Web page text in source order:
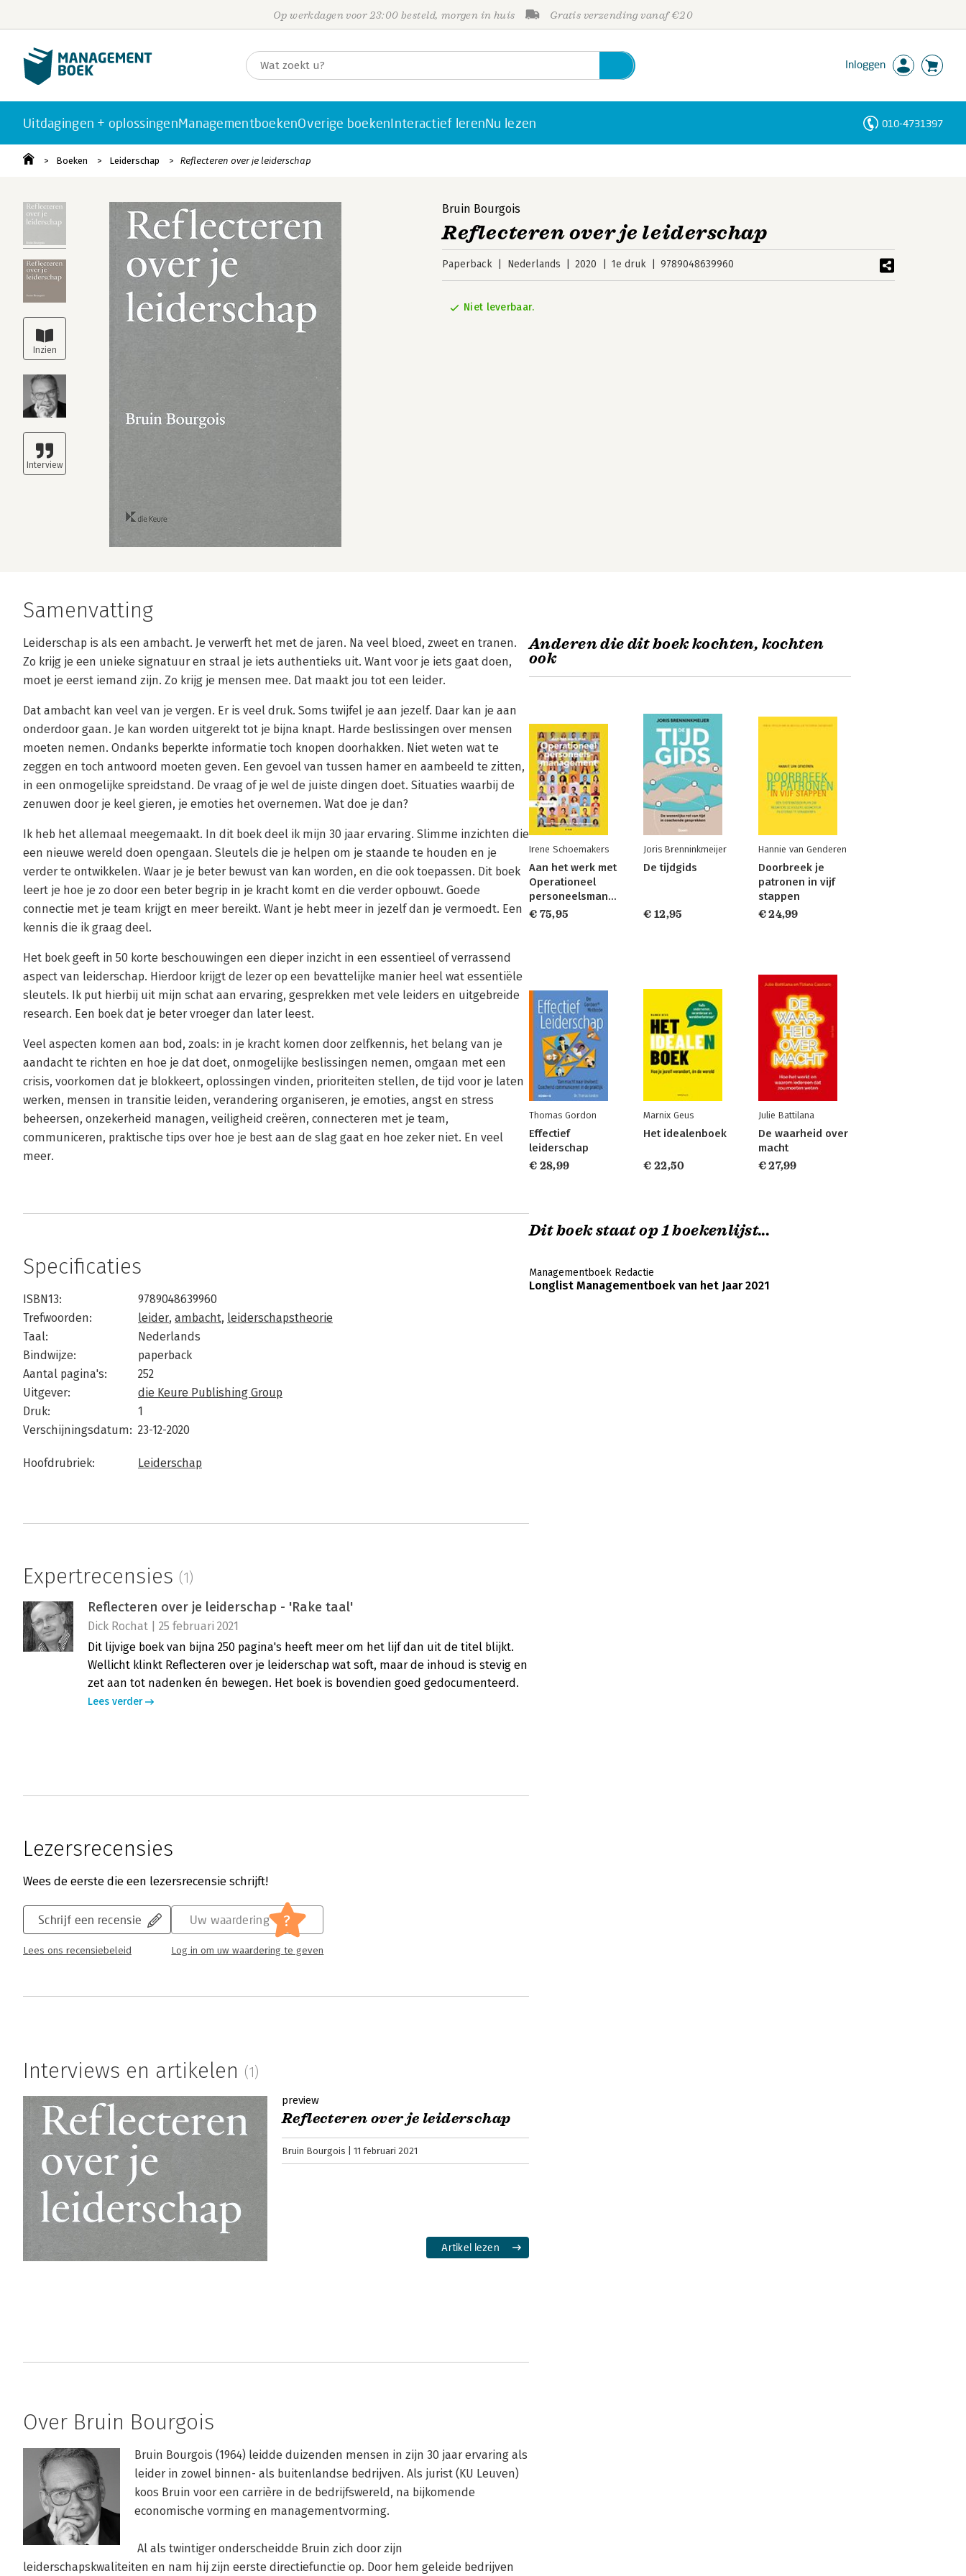
Op werkdagen voor 23:00 besteld, morgen in huis Gratis verzending vanaf €20
Inloggen
Uitdagingen + oplossingenManagementboekenOverige boekenInteractief lerenNu lezen 010-4731397
Boeken Leiderschap Reflecteren over je leiderschap
Bruin Bourgois
Reflecteren over je leiderschap
Paperback Nederlands 2020 1e druk 9789048639960
Niet leverbaar.
Samenvatting
Leiderschap is als een ambacht. Je verwerft het met de jaren. Na veel bloed, zweet en tranen.
Zo krijg je een unieke signatuur en straal je iets authentieks uit. Want voor je iets gaat doen,
moet je eerst iemand zijn. Zo krijg je mensen mee. Dat maakt jou tot een leider.
Dat ambacht kan veel van je vergen. Er is veel druk. Soms twijfel je aan jezelf. Daar kan je aan
onderdoor gaan. Je kan worden uitgerekt tot je bijna knapt. Harde beslissingen over mensen
moeten nemen. Ondanks beperkte informatie toch knopen doorhakken. Niet weten wat te
zeggen en toch antwoord moeten geven. Een gevoel van tussen hamer en aambeeld te zitten,
in een onmogelijke spreidstand. De vraag of je wel de juiste dingen doet. Situaties waarbij de
zenuwen door je keel gieren, je emoties het overnemen. Wat doe je dan?
Ik heb het allemaal meegemaakt. In dit boek deel ik mijn 30 jaar ervaring. Slimme inzichten die
een nieuwe wereld doen opengaan. Sleutels die je helpen om je staande te houden en je
verder te ontwikkelen. Waar je je beter bewust van kan worden, en die ook toepassen. Dit boek
leert je hoe je zo door een beter begrip in je kracht komt en die verder opbouwt. Goede
connectie met je team krijgt en meer bereikt. Want je hebt meer in jezelf dan je vermoedt. Een
kennis die ik graag deel.
Het boek geeft in 50 korte beschouwingen een dieper inzicht in een essentieel of verrassend
aspect van leiderschap. Hierdoor krijgt de lezer op een bevattelijke manier heel wat essentiële
sleutels. Ik put hierbij uit mijn schat aan ervaring, gesprekken met vele leiders en uitgebreide
research. Een boek dat je beter vroeger dan later leest.
Veel aspecten komen aan bod, zoals: in je kracht komen door zelfkennis, het belang van je
aandacht te richten en hoe je dat doet, onmogelijke beslissingen nemen, omgaan met een
crisis, voorkomen dat je blokkeert, oplossingen vinden, prioriteiten stellen, de tijd voor je laten
werken, mensen in transitie leiden, verandering organiseren, je emoties, angst en stress
beheersen, onzekerheid managen, veiligheid creëren, connecteren met je team,
communiceren, praktische tips over hoe je best aan de slag gaat en hoe zeker niet. En veel
meer.
Specificaties
ISBN13:
9789048639960
Trefwoorden:
leider, ambacht, leiderschapstheorie
Taal:
Nederlands
Bindwijze:
paperback
Aantal pagina's:
252
Uitgever:
die Keure Publishing Group
Druk:
1
Verschijningsdatum: 23-12-2020
Hoofdrubriek: Leiderschap
Expertrecensies (1)
Reflecteren over je leiderschap - 'Rake taal'
Dick Rochat | 25 februari 2021
Dit lijvige boek van bijna 250 pagina's heeft meer om het lijf dan uit de titel blijkt.
Wellicht klinkt Reflecteren over je leiderschap wat soft, maar de inhoud is stevig en
zet aan tot nadenken én bewegen. Het boek is bovendien goed gedocumenteerd.
Lees verder
Lezersrecensies
Wees de eerste die een lezersrecensie schrijft!
Schrijf een recensie
Lees ons recensiebeleid
Uw waardering ?
Log in om uw waardering te geven
Interviews en artikelen (1)
preview
Reflecteren over je leiderschap
Bruin Bourgois 11 februari 2021
Artikel lezen
Over Bruin Bourgois
Bruin Bourgois (1964) leidde duizenden mensen in zijn 30 jaar ervaring als
leider in zowel binnen- als buitenlandse bedrijven. Als jurist (KU Leuven)
koos Bruin voor een carrière in de bedrijfswereld, na bijkomende
economische vorming en managementvorming.
leiderschapskwaliteiten en nam hij zijn eerste directiefunctie op. Door hem geleide bedrijven
Anderen die dit boek kochten, kochten
ook
Irene Schoemakers
Aan het werk met
Operationeel
personeelsmanagement
€ 75,95
Joris Brenninkmeijer
De tijdgids
€ 12,95
Hannie van Genderen
Doorbreek je
patronen in vijf
stappen
€ 24,99
Thomas Gordon
Effectief
leiderschap
€ 28,99
Marnix Geus
Het idealenboek
€ 22,50
Julie Battilana
De waarheid over
macht
€ 27,99
Dit boek staat op 1 boekenlijst...
Managementboek Redactie
Longlist Managementboek van het Jaar 2021
Personen